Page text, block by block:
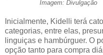
Imagem: Divulgação
Inicialmente, Kidelli terá
categorias, entre elas,
linguiças e hambúrguer. O
opção tanto para compra